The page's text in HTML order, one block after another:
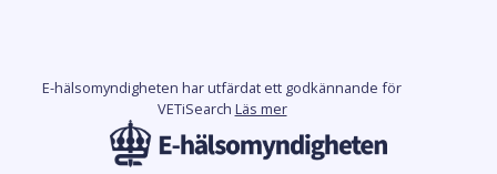
E-hälsomyndigheten har utfärdat ett godkännande för
VETiSearch Läs mer